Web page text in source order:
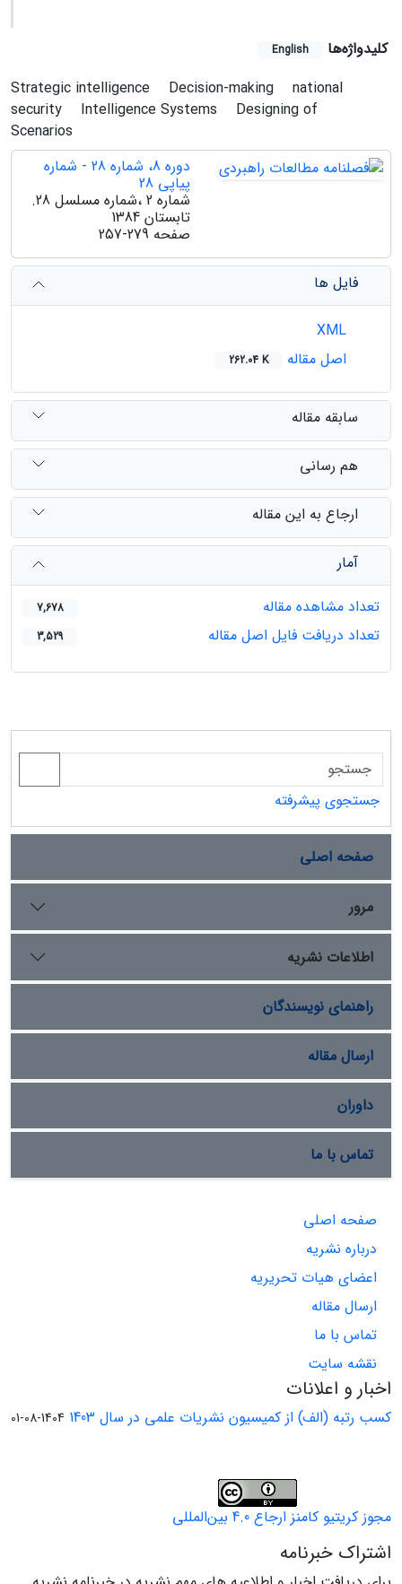
کلیدواژه‌ها English
Strategic intelligence Decision-making
national
security
Intelligence Systems
Designing of
Scenarios
دوره 8، شماره 28 - شماره
پیاپی 28
شماره 2 ،شماره مسلسل 28.
تابستان 1384
صفحه 257-279
فایل ها
اصل مقاله
262.04 K
سابقه مقاله
هم رسانی
ارجاع به این مقاله
آمار
تعداد مشاهده مقاله
7,678
تعداد دریافت فایل اصل مقاله 3,529
جستجوی پیشرفته
صفحه اصلی
مرور
اطلاعات نشریه
راهنمای نویسندگان
ارسال مقاله
داوران
تماس با ما
صفحه اصلی
درباره نشریه
اعضای هیات تحریریه
ارسال مقاله
تماس با ما
نقشه سایت
اخبار و اعلانات
کسب رتبه (الف) از کمیسیون نشریات علمی در سال 1403 1404-08-01
مجوز کریتیو کامنز ارجاع 4.0 بین‌المللی
اشتراک خبرنامه